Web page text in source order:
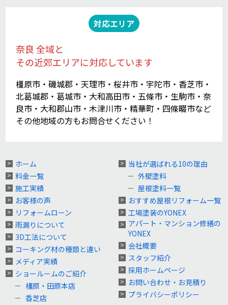
対応エリア
奈良 全域と
その近郊エリアに対応しています
橿原市・磯城郡・天理市・桜井市・宇陀市・香芝市・
北葛城郡・葛城市・大和高田市・五條市・生駒市・奈
良市・大和郡山市・木津川市・精華町・四條畷市など
その他地域の方もお問合せください！
ホーム
料金一覧
施工実績
お客様の声
リフォームローン
雨漏りについて
3D工法について
コーキング材の種類と違い
メディア実績
ショールームのご紹介
橿原・田原本店
香芝店
当社が選ばれる10の理由
外壁塗料
屋根塗料一覧
おすすめ屋根リフォーム一覧
工場塗装のYONEX
アパート・マンション修繕の
YONEX
会社概要
スタッフ紹介
採用ホームページ
お問い合わせ・お見積り
プライバシーポリシー